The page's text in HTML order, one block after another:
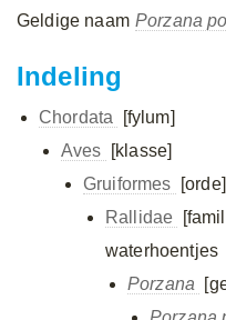
Geldige naam Porzana
Indeling
Chordata
[fylum]
Aves
[klasse]
Gruiformes
[orde]
Rallidae
waterhoentjes
Porzana